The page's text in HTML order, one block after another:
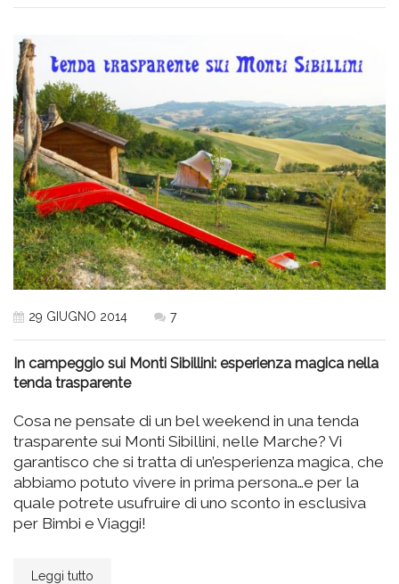
29 GIUGNO 2014 7
In campeggio sui Monti Sibillini: esperienza magica nella
tenda trasparente
Cosa ne pensate di un bel weekend in una tenda
trasparente sui Monti Sibillini, nelle Marche? Vi
garantisco che si tratta di un’esperienza magica, che
abbiamo potuto vivere in prima persona…e per la
quale potrete usufruire di uno sconto in esclusiva
per Bimbi e Viaggi!
Leggi tutto